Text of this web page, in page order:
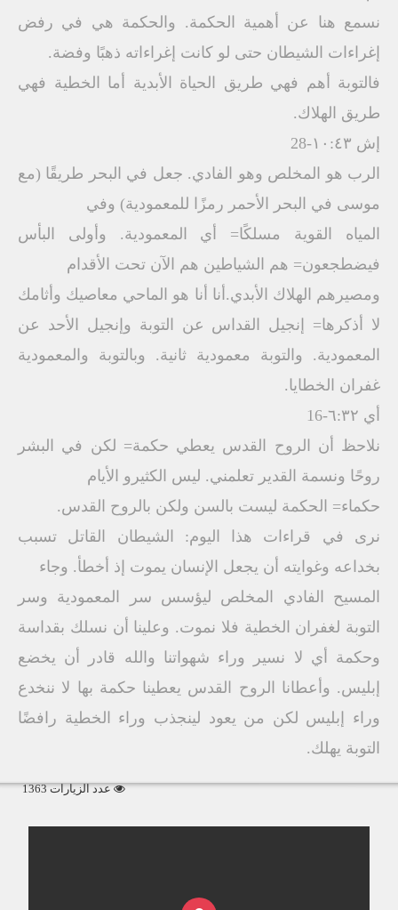
نسمع هنا عن أهمية الحكمة. والحكمة هي في رفض
إغراءات الشيطان حتى لو كانت إغراءاته ذهبًا وفضة.
فالتوبة أهم فهي طريق الحياة الأبدية أما الخطية فهي
طريق الهلاك.
إش ١٠:٤٣-28
الرب هو المخلص وهو الفادي. جعل في البحر طريقًا (مع
موسى في البحر الأحمر رمزًا للمعمودية) وفي
المياه القوية مسلكًا= أي المعمودية. وأولى البأس
فيضطجعون= هم الشياطين هم الآن تحت الأقدام
ومصيرهم الهلاك الأبدي.أنا أنا هو الماحي معاصيك وأثامك
لا أذكرها= إنجيل القداس عن التوبة وإنجيل الأحد عن
المعمودية. والتوبة معمودية ثانية. وبالتوبة والمعمودية
غفران الخطايا.
أي ٦:٣٢-16
نلاحظ أن الروح القدس يعطي حكمة= لكن في البشر
روحًا ونسمة القدير تعلمني. ليس الكثيرو الأيام
حكماء= الحكمة ليست بالسن ولكن بالروح القدس.
نرى في قراءات هذا اليوم: الشيطان القاتل تسبب
بخداعه وغوايته أن يجعل الإنسان يموت إذ أخطأ. وجاء
المسيح الفادي المخلص ليؤسس سر المعمودية وسر
التوبة لغفران الخطية فلا نموت. وعلينا أن نسلك بقداسة
وحكمة أي لا نسير وراء شهواتنا والله قادر أن يخضع
إبليس. وأعطانا الروح القدس يعطينا حكمة بها لا ننخدع
وراء إبليس لكن من يعود لينجذب وراء الخطية رافضًا
التوبة يهلك.
عدد الزيارات 1363